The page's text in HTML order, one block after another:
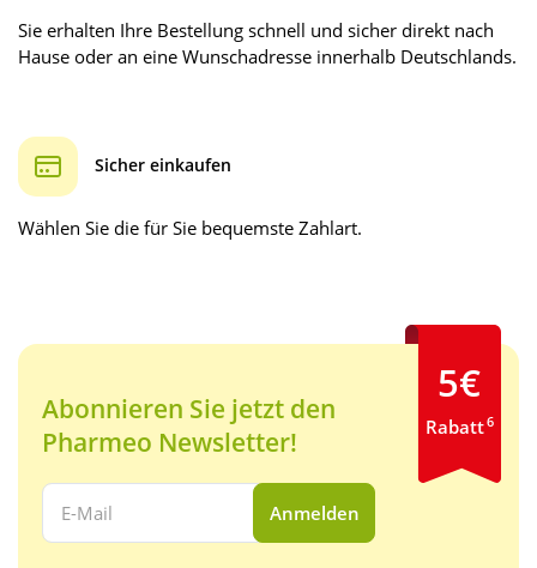
Sie erhalten Ihre Bestellung schnell und sicher direkt nach
Hause oder an eine Wunschadresse innerhalb Deutschlands.
Sicher einkaufen
Wählen Sie die für Sie bequemste Zahlart.
Abonnieren Sie jetzt den
Pharmeo Newsletter!
Ihre E-Mail Adresse:
Anmelden
5€
Rabatt6